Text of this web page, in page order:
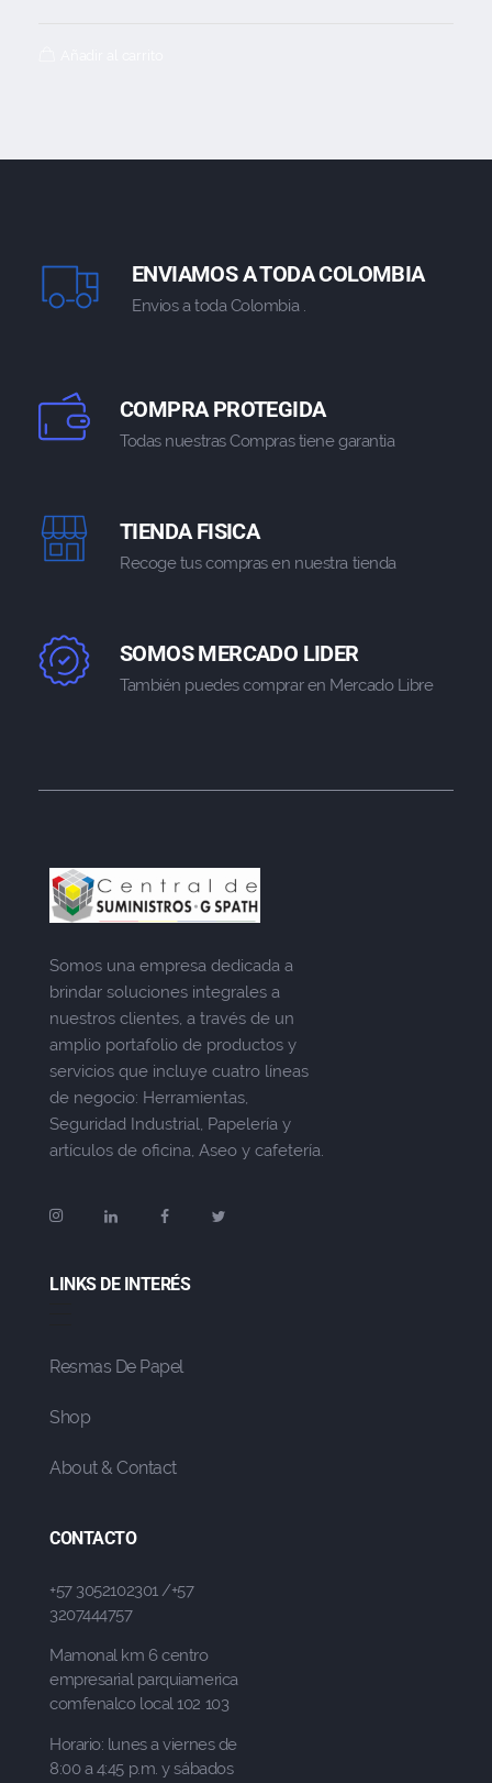
ENVIAMOS A TODA COLOMBIA
Envios a toda Colombia .
COMPRA PROTEGIDA
Todas nuestras Compras tiene garantia
TIENDA FISICA
Recoge tus compras en nuestra tienda
SOMOS MERCADO LIDER
También puedes comprar en Mercado Libre
Somos una empresa dedicada a
brindar soluciones integrales a
nuestros clientes, a través de un
amplio portafolio de productos y
servicios que incluye cuatro líneas
de negocio: Herramientas,
Seguridad Industrial, Papelería y
artículos de oficina, Aseo y cafetería.
LINKS DE INTERÉS
Resmas De Papel
Shop
About & Contact
CONTACTO
+57 3052102301 /+57
3207444757
Mamonal km 6 centro
empresarial parquiamerica
comfenalco local 102 103
Horario: lunes a viernes de
8:00 a 4:45 p.m. y sábados